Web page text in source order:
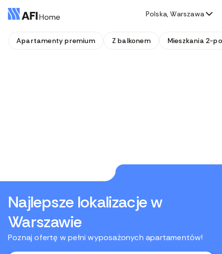
Polska, Warszawa
Apartamenty premium Z balkonem Mieszkania 2-
Najlepsze lokalizacje w
Warszawie
Poznaj ofertę w pełni wyposażonych apartamentów!